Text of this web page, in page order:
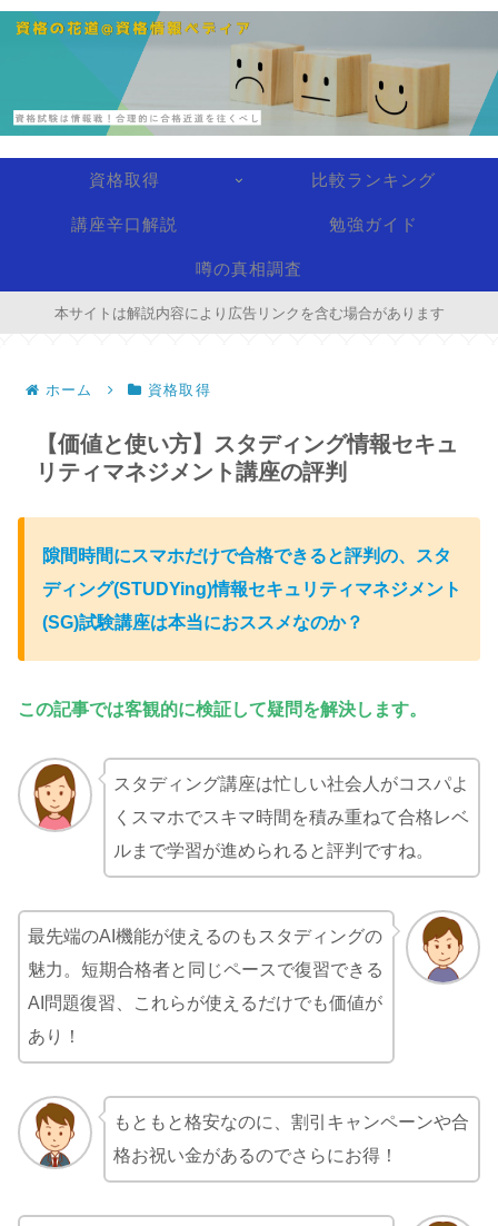
資格取得 比較ランキング
講座辛口解説 勉強ガイド
噂の真相調査
本サイトは解説内容により広告リンクを含む場合があります
ホーム 資格取得
【価値と使い方】スタディング情報セキュ
リティマネジメント講座の評判
隙間時間にスマホだけで合格できると評判の、スタ
ディング(STUDYing)情報セキュリティマネジメント
(SG)試験講座は本当におススメなのか？
この記事では客観的に検証して疑問を解決します。
スタディング講座は忙しい社会人がコスパよ
くスマホでスキマ時間を積み重ねて合格レベ
ルまで学習が進められると評判ですね。
最先端のAI機能が使えるのもスタディングの
魅力。短期合格者と同じペースで復習できる
AI問題復習、これらが使えるだけでも価値が
あり！
もともと格安なのに、割引キャンペーンや合
格お祝い金があるのでさらにお得！